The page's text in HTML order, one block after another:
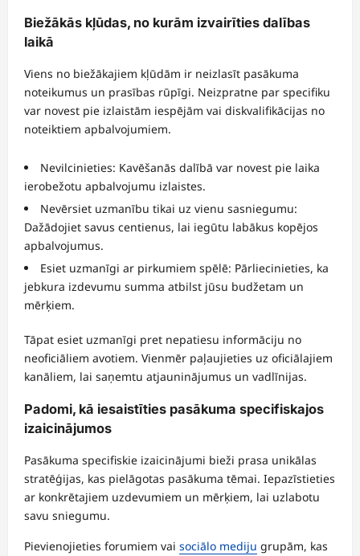
Biežākās kļūdas, no kurām izvairīties dalības
laikā
Viens no biežākajiem kļūdām ir neizlasīt pasākuma
noteikumus un prasības rūpīgi. Neizpratne par specifiku
var novest pie izlaistām iespējām vai diskvalifikācijas no
noteiktiem apbalvojumiem.
Nevilcinieties: Kavēšanās dalībā var novest pie laika
ierobežotu apbalvojumu izlaistes.
Nevērsiet uzmanību tikai uz vienu sasniegumu:
Dažādojiet savus centienus, lai iegūtu labākus kopējos
apbalvojumus.
Esiet uzmanīgi ar pirkumiem spēlē: Pārliecinieties, ka
jebkura izdevumu summa atbilst jūsu budžetam un
mērķiem.
Tāpat esiet uzmanīgi pret nepatiesu informāciju no
neoficiāliem avotiem. Vienmēr paļaujieties uz oficiālajiem
kanāliem, lai saņemtu atjauninājumus un vadlīnijas.
Padomi, kā iesaistīties pasākuma specifiskajos
izaicinājumos
Pasākuma specifiskie izaicinājumi bieži prasa unikālas
stratēģijas, kas pielāgotas pasākuma tēmai. Iepazīstieties
ar konkrētajiem uzdevumiem un mērķiem, lai uzlabotu
savu sniegumu.
Pievienojieties forumiem vai sociālo mediju grupām, kas